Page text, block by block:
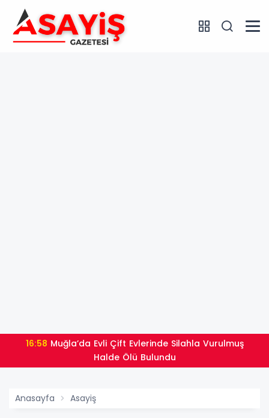
16:58
Halde Ölü Bulundu
Anasayfa Asayiş